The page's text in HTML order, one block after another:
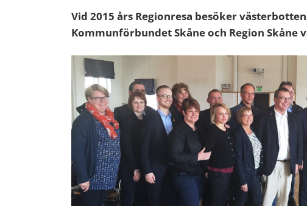
Vid 2015 års Regionresa besöker
Kommunförbundet Skåne och Region Skåne